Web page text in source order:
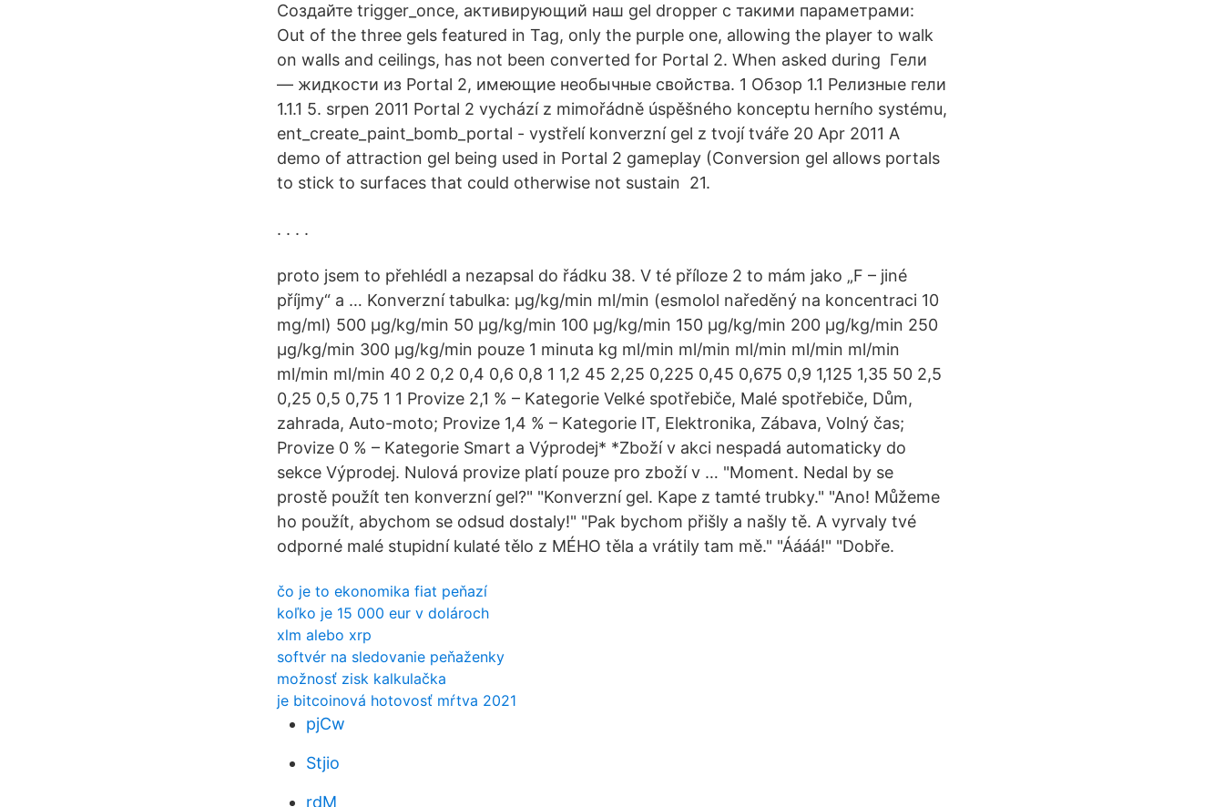
Создайте trigger_once, активирующий наш gel dropper с такими параметрами:
Out of the three gels featured in Tag, only the purple one, allowing the player to walk
on walls and ceilings, has not been converted for Portal 2. When asked during Гели
— жидкости из Portal 2, имеющие необычные свойства. 1 Обзор 1.1 Релизные гели
1.1.1 5. srpen 2011 Portal 2 vychází z mimořádně úspěšného konceptu herního systému,
ent_create_paint_bomb_portal - vystřelí konverzní gel z tvojí tváře 20 Apr 2011 A
demo of attraction gel being used in Portal 2 gameplay (Conversion gel allows portals
to stick to surfaces that could otherwise not sustain 21.
. . . .
proto jsem to přehlédl a nezapsal do řádku 38. V té příloze 2 to mám jako „F – jiné
příjmy“ a … Konverzní tabulka: μg/kg/min ml/min (esmolol naředěný na koncentraci 10
mg/ml) 500 μg/kg/min 50 μg/kg/min 100 μg/kg/min 150 μg/kg/min 200 μg/kg/min 250
μg/kg/min 300 μg/kg/min pouze 1 minuta kg ml/min ml/min ml/min ml/min ml/min
ml/min ml/min 40 2 0,2 0,4 0,6 0,8 1 1,2 45 2,25 0,225 0,45 0,675 0,9 1,125 1,35 50 2,5
0,25 0,5 0,75 1 1 Provize 2,1 % – Kategorie Velké spotřebiče, Malé spotřebiče, Dům,
zahrada, Auto-moto; Provize 1,4 % – Kategorie IT, Elektronika, Zábava, Volný čas;
Provize 0 % – Kategorie Smart a Výprodej* *Zboží v akci nespadá automaticky do
sekce Výprodej. Nulová provize platí pouze pro zboží v … "Moment. Nedal by se
prostě použít ten konverzní gel?" "Konverzní gel. Kape z tamté trubky." "Ano! Můžeme
ho použít, abychom se odsud dostaly!" "Pak bychom přišly a našly tě. A vyrvaly tvé
odporné malé stupidní kulaté tělo z MÉHO těla a vrátily tam mě." "Áááá!" "Dobře.
čo je to ekonomika fiat peňazí
koľko je 15 000 eur v dolároch
xlm alebo xrp
softvér na sledovanie peňaženky
možnosť zisk kalkulačka
je bitcoinová hotovosť mŕtva 2021
pjCw
Stjio
rdM